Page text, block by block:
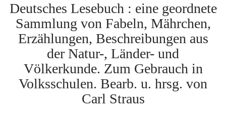
Deutsches Lesebuch : eine geordnete
Sammlung von Fabeln, Mährchen,
Erzählungen, Beschreibungen aus
der Natur-, Länder- und
Völkerkunde. Zum Gebrauch in
Volksschulen. Bearb. u. hrsg. von
Carl Straus